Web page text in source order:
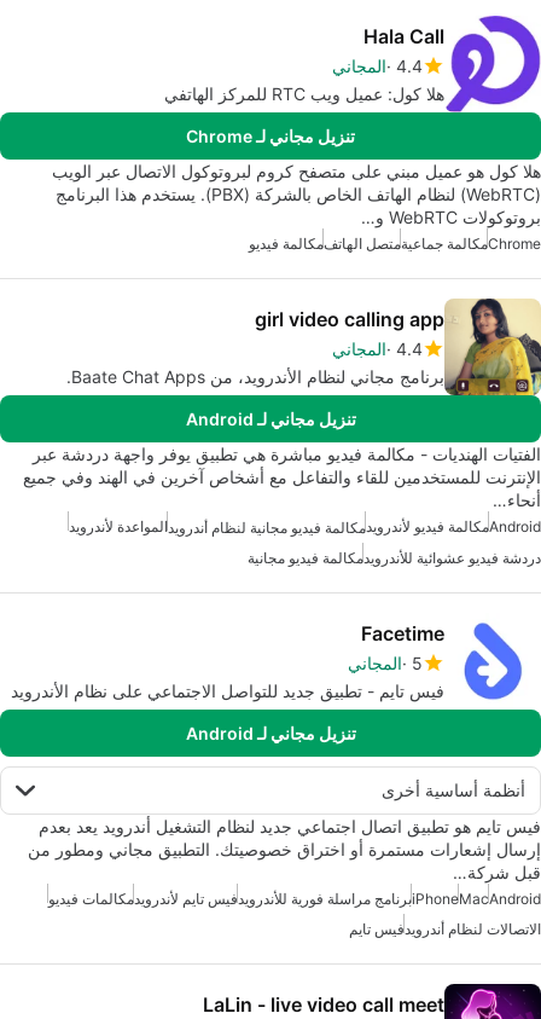
Hala Call
4.4 المجاني
هلا كول: عميل ويب RTC للمركز الهاتفي
تنزيل مجاني لـ Chrome
هلا كول هو عميل مبني على متصفح كروم لبروتوكول الاتصال عبر الويب
(WebRTC) لنظام الهاتف الخاص بالشركة (PBX). يستخدم هذا البرنامج
بروتوكولات WebRTC و…
Chromeمكالمة جماعيةمتصل الهاتفمكالمة فيديو
girl video calling app
4.4 المجاني
برنامج مجاني لنظام الأندرويد، من Baate Chat Apps.
تنزيل مجاني لـ Android
الفتيات الهنديات - مكالمة فيديو مباشرة هي تطبيق يوفر واجهة دردشة عبر
الإنترنت للمستخدمين للقاء والتفاعل مع أشخاص آخرين في الهند وفي جميع
أنحاء…
Androidمكالمة فيديو لأندرويدمكالمة فيديو مجانية لنظام أندرويدالمواعدة لأندرويد
دردشة فيديو عشوائية للأندرويدمكالمة فيديو مجانية
Facetime
5 المجاني
فيس تايم - تطبيق جديد للتواصل الاجتماعي على نظام الأندرويد
تنزيل مجاني لـ Android
أنظمة أساسية أخرى
فيس تايم هو تطبيق اتصال اجتماعي جديد لنظام التشغيل أندرويد يعد بعدم
إرسال إشعارات مستمرة أو اختراق خصوصيتك. التطبيق مجاني ومطور من
قبل شركة…
Android
Mac
iPhoneبرنامج مراسلة فورية للأندرويدفيس تايم لأندرويدمكالمات فيديو
الاتصالات لنظام أندرويدفيس تايم
LaLin - live video call meet